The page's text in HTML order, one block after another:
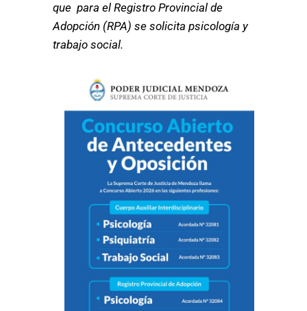
que para el Registro Provincial de
Adopción (RPA) se solicita psicología y
trabajo social.